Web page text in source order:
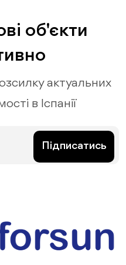
об'єкти
актуальних
в Іспанії
Підписатись